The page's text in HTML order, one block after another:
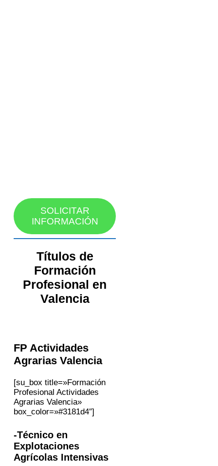
SOLICITAR
INFORMACIÓN
Títulos de
Formación
Profesional en
Valencia
FP Actividades
Agrarias Valencia
[su_box title=»Formación
Profesional Actividades
Agrarias Valencia»
box_color=»#3181d4″]
-Técnico en
Explotaciones
Agrícolas Intensivas